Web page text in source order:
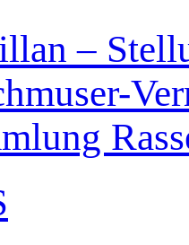
–